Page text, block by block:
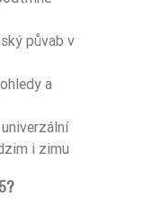
půvab v
a
i zimu